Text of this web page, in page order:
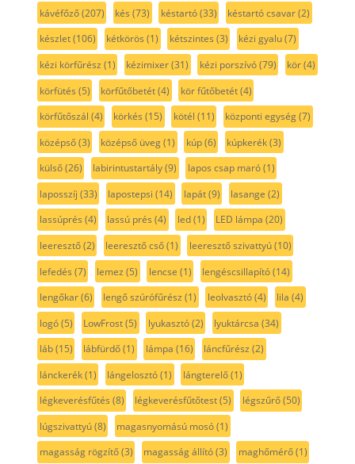
kávéfőző(207) kés (73) késtartó(33) késtartó csavar(2)
készlet(106) kétkörös (1) kétszintes (3) kézi gyalu(7)
kézi körfűrész (1) kézimixer(31) kézi porszívó(79) kör(4)
körfütés (5) körfűtőbetét(4) kör fűtőbetét(4)
körfűtőszál (4) körkés (15) kötél (11) központi egység(7)
középső(3) középső üveg(1) kúp(6) kúpkerék(3)
külső(26) labirintustartály(9) lapos csap maró(1)
laposszíj (33) lapostepsi (14) lapát(9) lasange (2)
lassúprés (4) lassú prés (4) led(1) LED lámpa (20)
leeresztő(2) leeresztő cső(1) leeresztő szivattyú(10)
lefedés (7) lemez (5) lencse (1) lengéscsillapító(14)
lengőkar(6) lengő szúrófűrész (1) leolvasztó(4) lila (4)
logó(5) LowFrost(5) lyukasztó(2) lyuktárcsa (34)
láb(15) lábfürdő(1) lámpa (16) láncfűrész (2)
lánckerék(1) lángelosztó(1) lángterelő(1)
légkeverésfűtés (8) légkeverésfűtőtest(5) légszűrő(50)
lúgszivattyú(8) magasnyomású mosó(1)
magasság rögzítő(3) magasság állító(3) maghőmérő(1)